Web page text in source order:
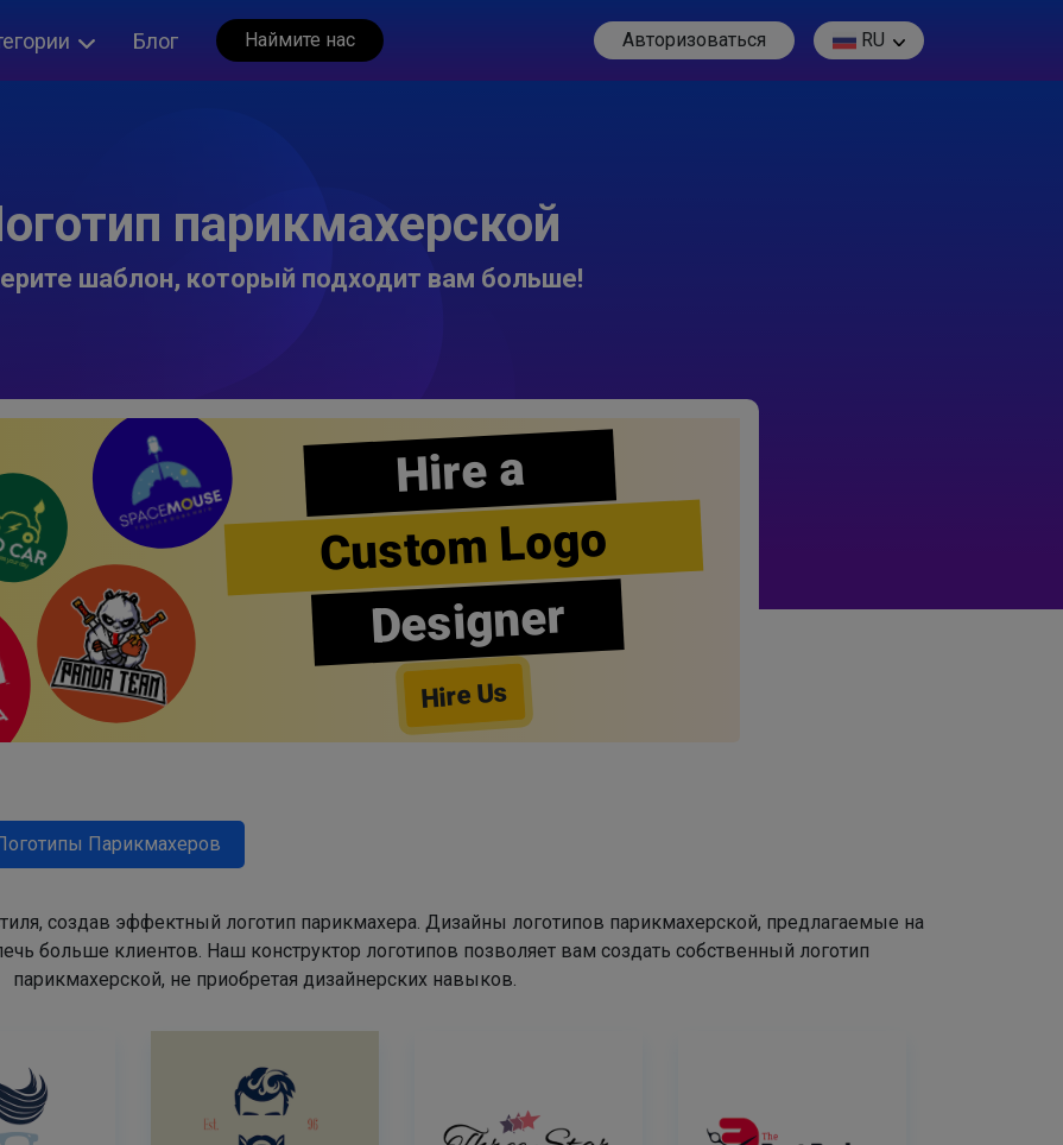
Блог Наймите нас Авторизоваться RU
парикмахерской
шаблон, который подходит вам больше!
Hire a
Custom Logo
Designer
Hire Us
Парикмахеров
создав эффектный логотип парикмахера. Дизайны логотипов парикмахерской, предлагаемые на
больше клиентов. Наш конструктор логотипов позволяет вам создать собственный логотип
парикмахерской, не приобретая дизайнерских навыков.